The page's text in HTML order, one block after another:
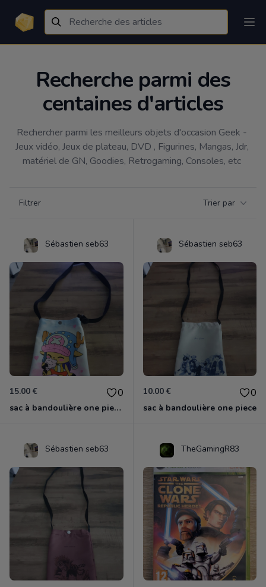
Recherche parmi des
centaines d'articles
Rechercher parmi les meilleurs objets d'occasion Geek -
Jeux vidéo, Jeux de plateau, DVD , Figurines, Mangas, Jdr,
matériel de GN, Goodies, Retrogaming, Consoles, etc
Filtrer Trier par
Sébastien seb63
15.00 € 0
sac à bandoulière one piece chopper
Sébastien seb63
10.00 € 0
sac à bandoulière one piece
Sébastien seb63 TheGamingR83